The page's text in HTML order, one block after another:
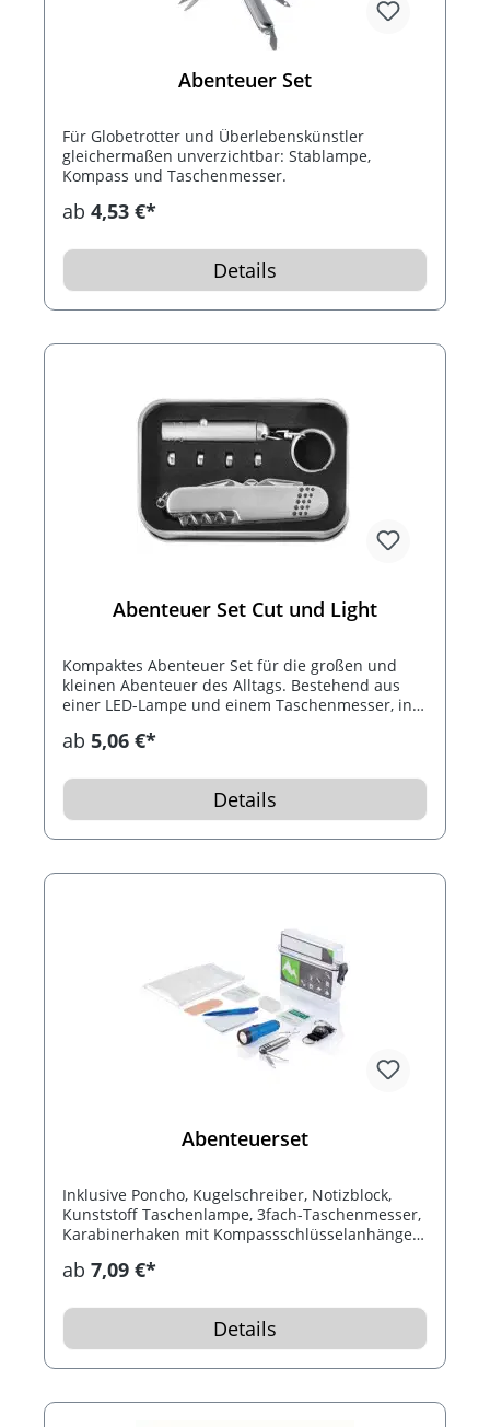
Abenteuer Set
Für Globetrotter und Überlebenskünstler
gleichermaßen unverzichtbar: Stablampe,
Kompass und Taschenmesser.
ab 4,53 €*
Details
Abenteuer Set Cut und Light
Kompaktes Abenteuer Set für die großen und
kleinen Abenteuer des Alltags. Bestehend aus
einer LED-Lampe und einem Taschenmesser, in
ab 5,06 €*
Details
Abenteuerset
Inklusive Poncho, Kugelschreiber, Notizblock,
Kunststoff Taschenlampe, 3fach-Taschenmesser,
Karabinerhaken mit Kompassschlüsselanhänger,
Insektenschutztücher, Pflaster, 5 Aufkleber und
transparentem Kunststoffetui.
ab 7,09 €*
Details